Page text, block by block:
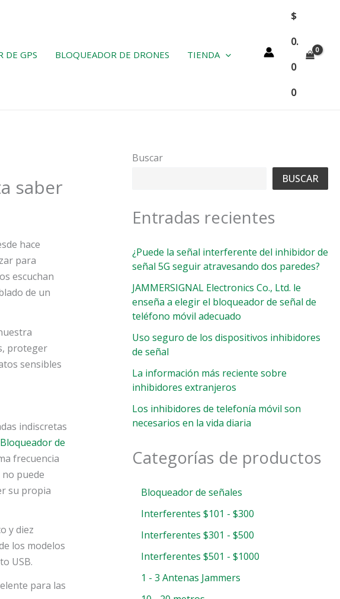
DE GPS BLOQUEADOR DE DRONES TIENDA
$
0.
0
0
saber
hace
para
escuchan
de un
proteger
sensibles
indiscretas
Bloqueador de
frecuencia
puede
su propia
y diez
los modelos
USB.
para las
Buscar
BUSCAR
Entradas recientes
¿Puede la señal interferente del inhibidor de
señal 5G seguir atravesando dos paredes?
JAMMERSIGNAL Electronics Co., Ltd. le
enseña a elegir el bloqueador de señal de
teléfono móvil adecuado
Uso seguro de los dispositivos inhibidores
de señal
La información más reciente sobre
inhibidores extranjeros
Los inhibidores de telefonía móvil son
necesarios en la vida diaria
Categorías de productos
Bloqueador de señales
Interferentes $101 - $300
Interferentes $301 - $500
Interferentes $501 - $1000
1 - 3 Antenas Jammers